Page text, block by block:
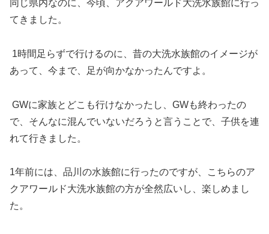
同じ県内なのに、今頃、アクアワールド大洗水族館に行っ
てきました。
1時間足らずで行けるのに、昔の大洗水族館のイメージが
あって、今まで、足が向かなかったんですよ。
GWに家族とどこも行けなかったし、GWも終わったの
で、そんなに混んでいないだろうと言うことで、子供を連
れて行きました。
1年前には、品川の水族館に行ったのですが、こちらのア
クアワールド大洗水族館の方が全然広いし、楽しめまし
た。